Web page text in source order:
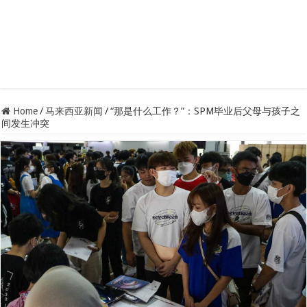
Home / 马来西亚新闻 / “那是什么工作？”：SPM毕业后父母与孩子之
间发生冲突